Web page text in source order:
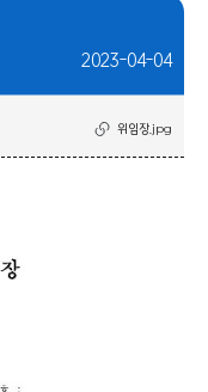
2023-04-04
위임장.jpg